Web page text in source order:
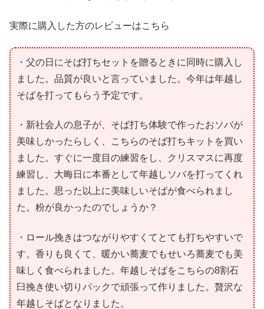
実際に購入した方のレビューはこちら
・父の日にそば打ちセットを贈るときに同時に購入し
ました。品質が良いと言っていました。今年は年越し
そばを打ってもらう予定です。
・新社会人の息子が、そば打ち体験で作ったおソバが
美味しかったらしく、こちらのそば打ちキットを買い
ました。すぐに一度目の練習をし、クリスマスに再度
練習し、大晦日に本番として年越しソバを打ってくれ
ました。思った以上に美味しいそばが食べられまし
た。粉が良かったのでしょうか？
・ロール挽きはつながりやすくてとても打ちやすいで
す。香りも良くて、暖かい蕎麦でもせいろ蕎麦でも美
味しく食べられました。年越しそばをこちらの8割石
臼挽き使い切りパックで頑張って作りました。贅沢な
年越しそばとなりました。